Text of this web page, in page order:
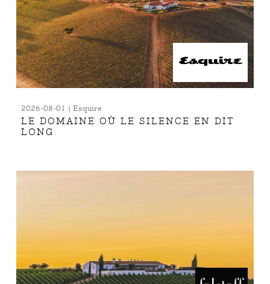
2026-08-01 | Esquire
LE DOMAINE OÙ LE SILENCE EN DIT
LONG